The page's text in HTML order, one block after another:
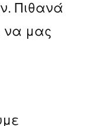
Πιθανά
να μας